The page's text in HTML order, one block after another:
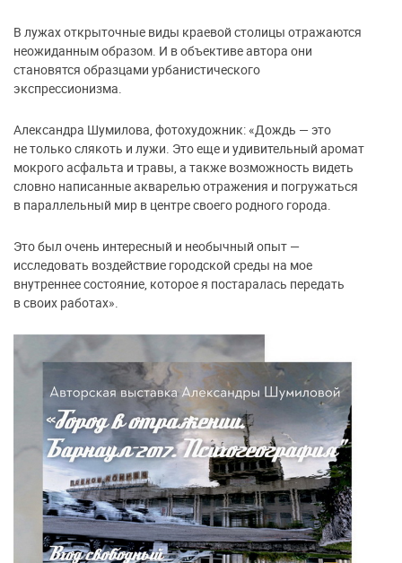
В лужах открыточные виды краевой столицы отражаются
неожиданным образом. И в объективе автора они
становятся образцами урбанистического
экспрессионизма.
Александра Шумилова, фотохудожник: «Дождь — это
не только слякоть и лужи. Это еще и удивительный аромат
мокрого асфальта и травы, а также возможность видеть
словно написанные акварелью отражения и погружаться
в параллельный мир в центре своего родного города.
Это был очень интересный и необычный опыт —
исследовать воздействие городской среды на мое
внутреннее состояние, которое я постаралась передать
в своих работах».